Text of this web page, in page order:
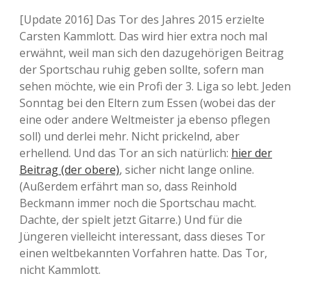
[Update 2016] Das Tor des Jahres 2015 erzielte
Carsten Kammlott. Das wird hier extra noch mal
erwähnt, weil man sich den dazugehörigen Beitrag
der Sportschau ruhig geben sollte, sofern man
sehen möchte, wie ein Profi der 3. Liga so lebt. Jeden
Sonntag bei den Eltern zum Essen (wobei das der
eine oder andere Weltmeister ja ebenso pflegen
soll) und derlei mehr. Nicht prickelnd, aber
erhellend. Und das Tor an sich natürlich: hier der
Beitrag (der obere), sicher nicht lange online.
(Außerdem erfährt man so, dass Reinhold
Beckmann immer noch die Sportschau macht.
Dachte, der spielt jetzt Gitarre.) Und für die
Jüngeren vielleicht interessant, dass dieses Tor
einen weltbekannten Vorfahren hatte. Das Tor,
nicht Kammlott.